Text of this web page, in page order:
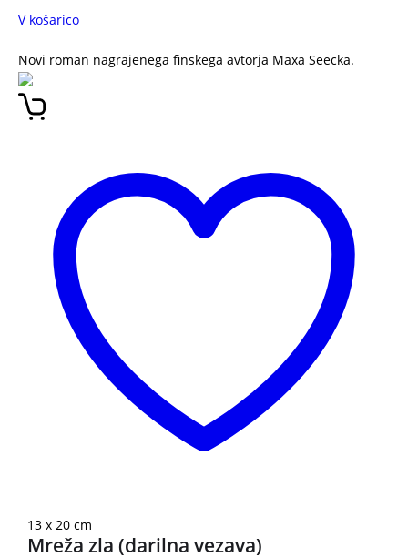
V košarico
Novi roman nagrajenega finskega avtorja Maxa Seecka.
13 x 20 cm
Mreža zla (darilna vezava)